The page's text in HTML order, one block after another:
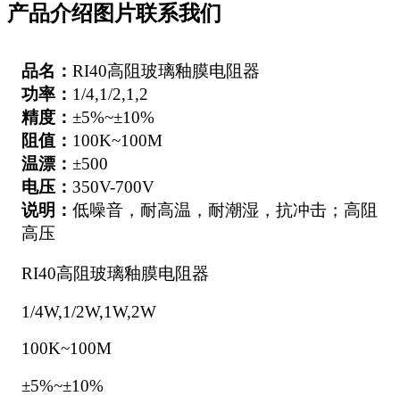
产品介绍图片联系我们
品名： RI40高阻玻璃釉膜电阻器
功率： 1/4,1/2,1,2
精度： ±5%~±10%
阻值： 100K~100M
温漂： ±500
电压： 350V-700V
说明： 低噪音，耐高温，耐潮湿，抗冲击；高阻
高压
RI40高阻玻璃釉膜电阻器
1/4W,1/2W,1W,2W
100K~100M
±5%~±10%